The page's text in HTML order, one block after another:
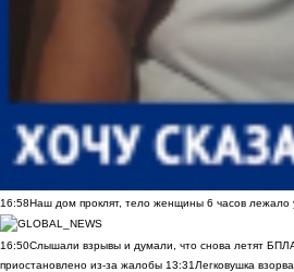
16:58Наш дом проклят, тело женщины 6 часов лежало
16:50Слышали взрывы и думали, что снова летят
приостановлено из-за жалобы 13:31 Легковушка